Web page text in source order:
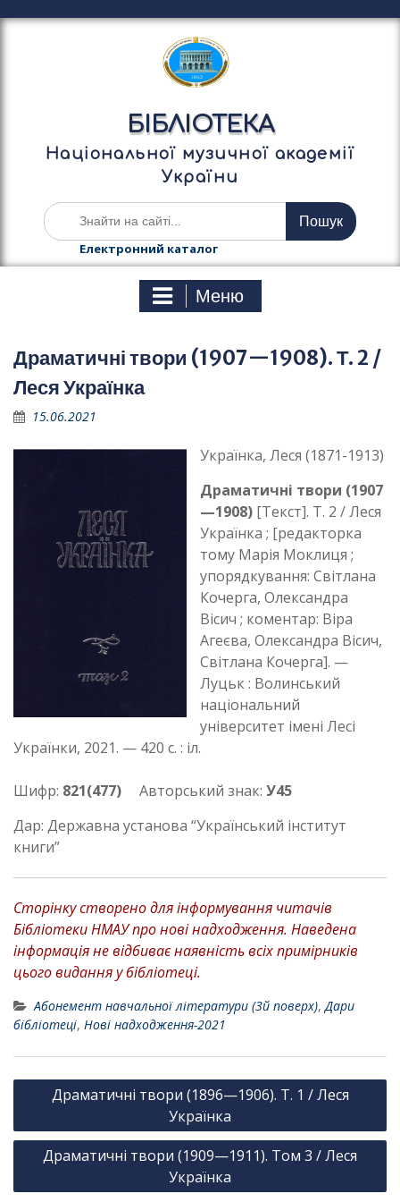
е
у
БІБЛІОТЕКА
Національної музичної академії
України
Ш
у
а
Електронний каталог
Меню
Драматичні твори (1907—1908). Т. 2 /
Леся Українка
15.06.2021
Українка, Леся (1871-1913)
Драматичні твори (1907
—1908) [Текст]. Т. 2 / Леся
Українка ; [редакторка
тому Марія Моклиця ;
упорядкування: Світлана
Кочерга, Олександра
Вісич ; коментар: Віра
Агеєва, Олександра Вісич,
Світлана Кочерга]. —
Луцьк : Волинський
національний
університет імені Лесі
Українки, 2021. — 420 с. : іл.
Шифр: 821(477) Авторський знак: У45
Дар: Державна установа “Український інститут
книги”
Сторінку створено для інформування читачів
Бібліотеки НМАУ про нові надходження. Наведена
інформація не відбиває наявність всіх примірників
цього видання у бібліотеці.
Абонемент навчальної літератури (3й поверх),Дари
бібліотеці, Нові надходження-2021
Н
в
г
Драматичні твори (1896—1906). Т. 1 / Леся
Українка
Драматичні твори (1909—1911). Том 3 / Леся
Українка